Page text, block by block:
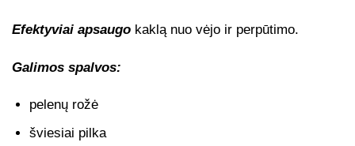
Efektyviai apsaugo kaklą nuo vėjo ir perpūtimo.
Galimos spalvos:
pelenų rožė
šviesiai pilka